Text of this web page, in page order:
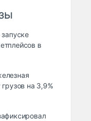
в
на 3,9%